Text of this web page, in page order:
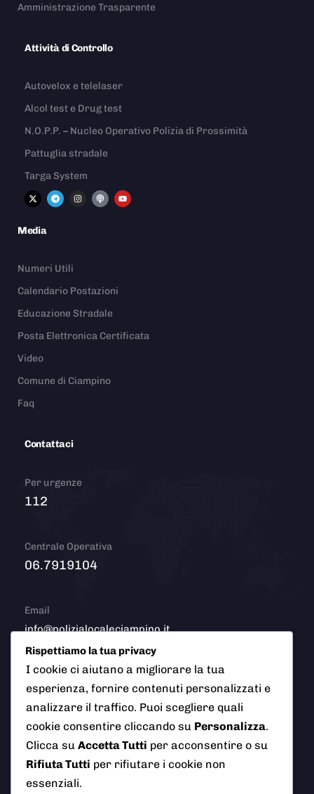
Amministrazione Trasparente
Attività di Controllo
Autovelox e telelaser
Alcol test e Drug test
N.O.P.P. – Nucleo Operativo Polizia di Prossimità
Pattuglia stradale
Targa System
Media
Numeri Utili
Calendario Postazioni
Educazione Stradale
Posta Elettronica Certificata
Video
Comune di Ciampino
Faq
Contattaci
Per urgenze
112
Centrale Operativa
06.7919104
Email
info@polizialocaleciampino.it
© 2026 Polizia Locale del Comune di Ciampino (Roma). Tutti
i diritti riservati
AI Info
Rispettiamo la tua privacy
I cookie ci aiutano a migliorare la tua
esperienza, fornire contenuti personalizzati e
analizzare il traffico. Puoi scegliere quali
cookie consentire cliccando su Personalizza.
Clicca su Accetta Tutti per acconsentire o su
Rifiuta Tutti per rifiutare i cookie non
essenziali.